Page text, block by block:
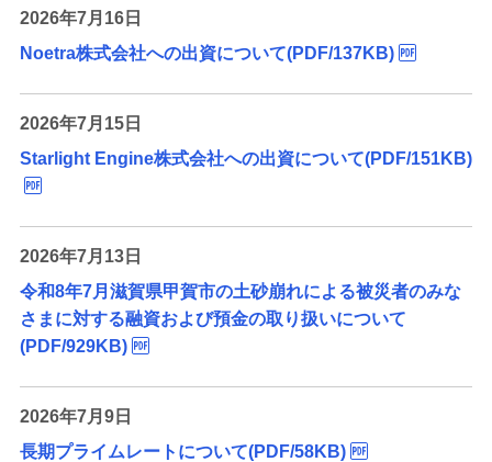
2026年7月16日
Noetra株式会社への出資について(PDF/137KB)
2026年7月15日
Starlight Engine株式会社への出資について(PDF/151KB)
2026年7月13日
令和8年7月滋賀県甲賀市の土砂崩れによる被災者のみな
さまに対する融資および預金の取り扱いについて
(PDF/929KB)
2026年7月9日
長期プライムレートについて(PDF/58KB)